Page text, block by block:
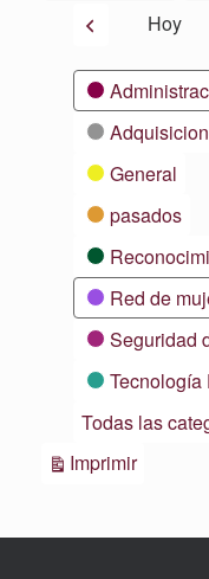
AnteriorHoy
Categorías
General
pasados
Red de
Seguridad
Tecnología
Todas las
ImprimirVistas